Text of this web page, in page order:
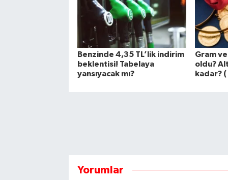
Benzinde 4,35 TL’lik indirim
beklentisi! Tabelaya
yansıyacak mı?
Gram
oldu?
kadar?
Yorumlar